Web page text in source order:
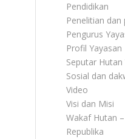
Pendidikan
Penelitian
Pengurus
Profil Yayasan
Seputar
Sosial dan
Video
Visi dan Misi
Wakaf Hutan
Republika